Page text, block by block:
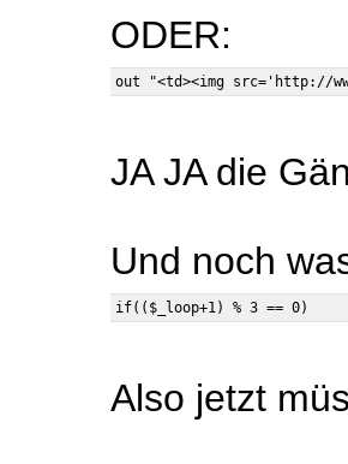
ODER:
JA JA die
Und noch
Also jetzt